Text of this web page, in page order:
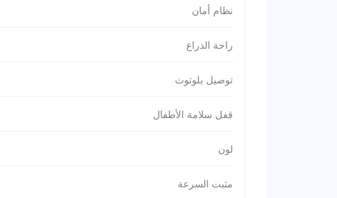
نظام أمان
راحة الذراع
توصيل بلوتوث
قفل سلامة الأطفال
لون
مثبت السرعة